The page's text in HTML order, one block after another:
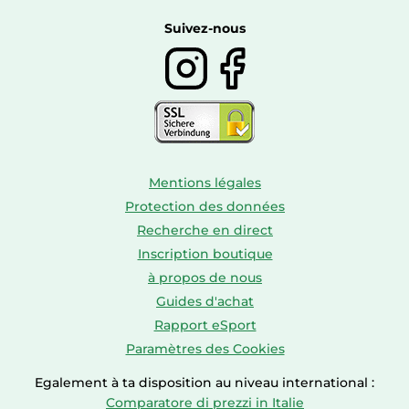
Suivez-nous
Mentions légales
Protection des données
Recherche en direct
Inscription boutique
à propos de nous
Guides d'achat
Rapport eSport
Paramètres des Cookies
Egalement à ta disposition au niveau international :
Comparatore di prezzi in Italie